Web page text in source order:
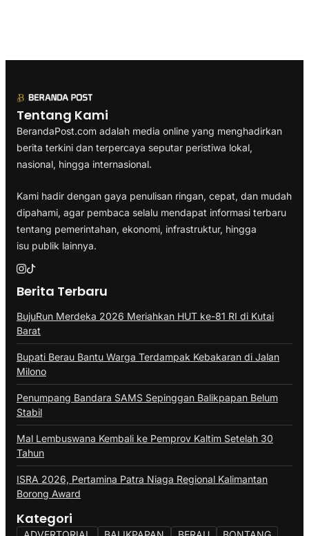
Tentang Kami
BerandaPost.com adalah media online yang menghadirkan
berita terkini dan terpercaya seputar peristiwa lokal,
nasional, hingga internasional.
Kami hadir dengan gaya penulisan ringan, cepat, dan mudah
dipahami, agar pembaca selalu mendapat informasi terbaru
tentang pemerintahan, ekonomi, infrastruktur, hingga
isu publik lainnya.
Berita Terbaru
BujuRun Merdeka 2026 Meriahkan HUT ke-81 RI di Kutai
Barat
Bupati Berau Bantu Warga Terdampak Kebakaran di Jalan
Milono
Penumpang Bandara SAMS Sepinggan Balikpapan Belum
Stabil
Mal Lembuswana Kembali ke Pemprov Kaltim Setelah 30
Tahun
ISRA 2026, Pertamina Patra Niaga Regional Kalimantan
Borong Award
Kategori